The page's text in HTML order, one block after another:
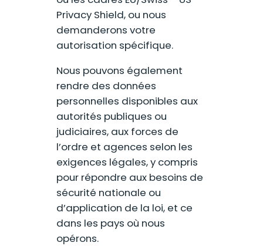
Privacy Shield, ou nous
demanderons votre
autorisation spécifique.
Nous pouvons également
rendre des données
personnelles disponibles aux
autorités publiques ou
judiciaires, aux forces de
l’ordre et agences selon les
exigences légales, y compris
pour répondre aux besoins de
sécurité nationale ou
d’application de la loi, et ce
dans les pays où nous
opérons.